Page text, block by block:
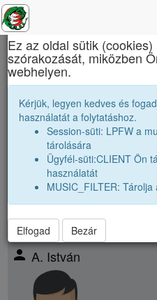
Báthory István
1991 12B
Névsor bővítése új véndiákkal
Véndiákok száma:11
nagyobbak |1990 12A 1990 12C
párhuzamos|1991 12A|1991
kissebbek |1992 12A
person A. István
×
Ez az oldal sütik
szórakozását, miközben
webhelyen.
Kérjük, legyen kedves és
használatát a folytatáshoz.
Session-süti: LPFW a
tárolására
Ügyfél-süti:CLIENT Ön
használatát
MUSIC_FILTER:
Elfogad Bezár